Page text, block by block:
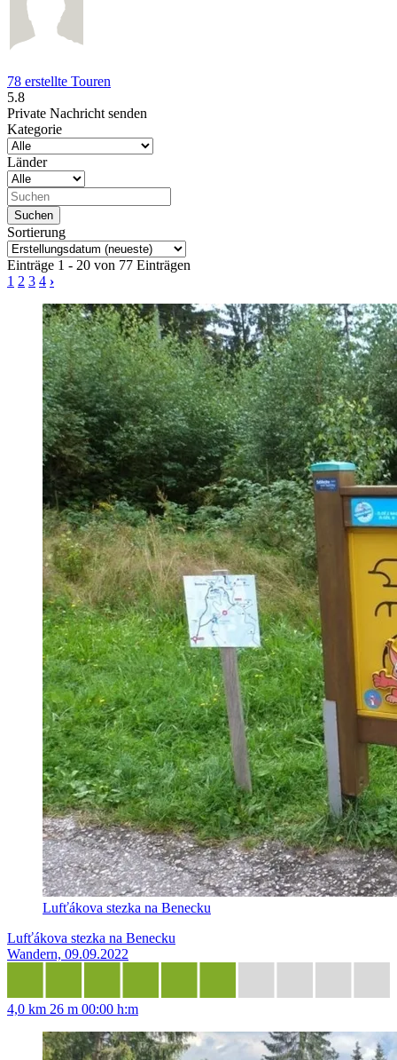
78 erstellte Touren
5.8
Private Nachricht senden
Kategorie
Länder
Sortierung
Einträge 1 - 20 von 77 Einträgen
1 2 3 4 ›
Lufťákova stezka na Benecku
Lufťákova stezka na Benecku
Wandern, 09.09.2022
4,0 km 26 m 00:00 h:m